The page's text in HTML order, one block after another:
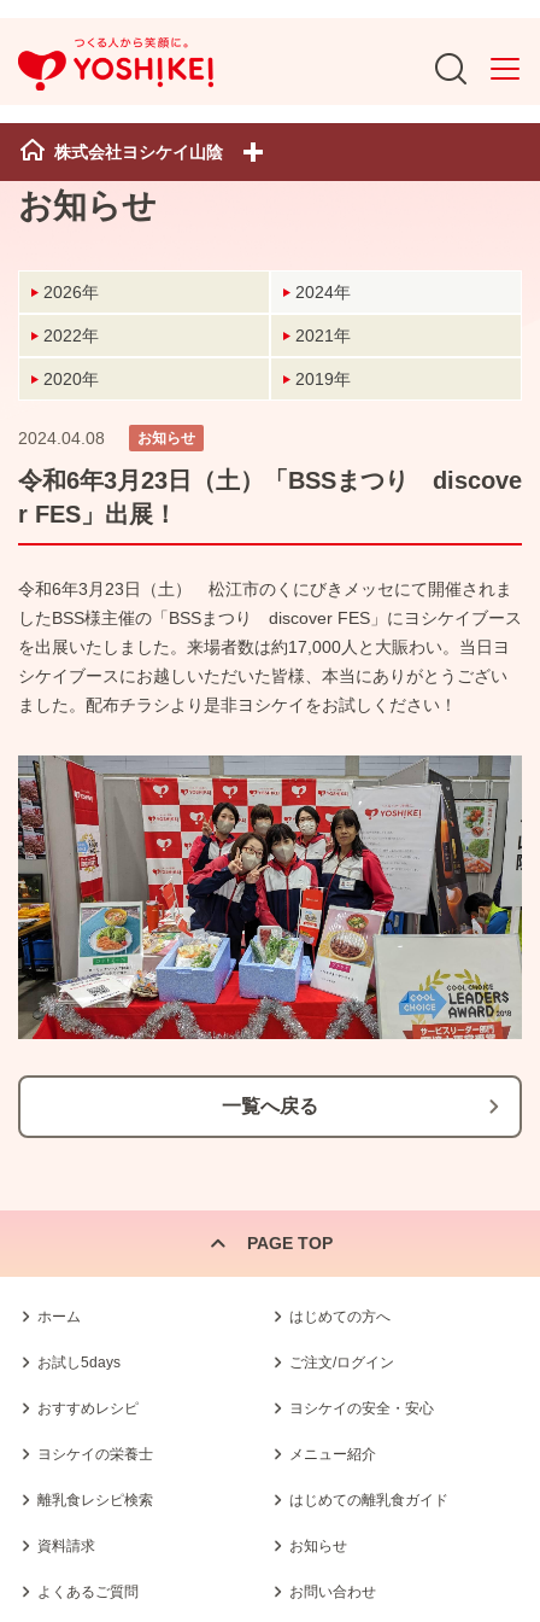
株式会社ヨシケイ山陰
お知らせ
2026年 2024年
2022年 2021年
2020年 2019年
2024.04.08 お知らせ
令和6年3月23日（土）「BSSまつり discove
r FES」出展！
令和6年3月23日（土） 松江市のくにびきメッセにて開催されま
したBSS様主催の「BSSまつり discover FES」にヨシケイブース
を出展いたしました。来場者数は約17,000人と大賑わい。当日ヨ
シケイブースにお越しいただいた皆様、本当にありがとうござい
ました。配布チラシより是非ヨシケイをお試しください！
一覧へ戻る
PAGE TOP
ホーム はじめての方へ
お試し5days ご注文/ログイン
おすすめレシピ ヨシケイの安全・安心
ヨシケイの栄養士 メニュー紹介
離乳食レシピ検索 はじめての離乳食ガイド
資料請求 お知らせ
よくあるご質問 お問い合わせ